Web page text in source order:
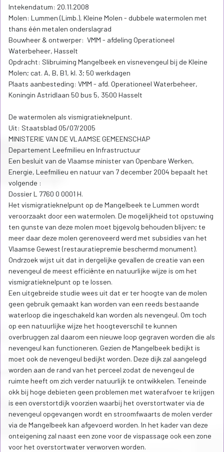
Intekendatum: 20.11.2008
Molen: Lummen (Limb.), Kleine Molen - dubbele watermolen met
thans één metalen onderslagrad
Bouwheer & ontwerper: VMM - afdeling Operationeel
Waterbeheer, Hasselt
Opdracht: Slibruiming Mangelbeek en visnevengeul bij de Kleine
Molen; cat. A, B, B1, kl. 3; 50 werkdagen
Plaats aanbesteding: VMM - afd. Operationeel Waterbeheer,
Koningin Astridlaan 50 bus 5, 3500 Hasselt
De watermolen als vismigratieknelpunt.
Uit: Staatsblad 05/07/2005
MINISTERIE VAN DE VLAAMSE GEMEENSCHAP
Departement Leefmilieu en Infrastructuur
Een besluit van de Vlaamse minister van Openbare Werken,
Energie, Leefmilieu en natuur van 7 december 2004 bepaalt het
volgende :
Dossier L 7760 0 0001 H.
Het vismigratieknelpunt op de Mangelbeek te Lummen wordt
veroorzaakt door een watermolen. De mogelijkheid tot opstuwing
ten gunste van deze molen moet bjgevolg behouden blijven; te
meer daar deze molen gerenoveerd werd met subsidies van het
Vlaamse Gewest (restauratiepremie beschermd monument).
Ondrzoek wijst uit dat in dergelijke gevallen de creatie van een
nevengeul de meest efficiënte en natuurlijke wijze is om het
vismigratieknelpunt op te lossen.
Een uitgebreide studie wees uit dat er ter hoogte van de molen
geen gebruik gemaakt kan worden van een reeds bestaande
waterloop die ingeschakeld kan worden als nevengeul. Om toch
op een natuurlijke wijze het hoogteverschil te kunnen
overbruggen zal daarom een nieuwe loop gegraven worden die als
nevengeul kan functioneren. Gezien de Mangelbeek bedijkt is
moet ook de nevengeul bedijkt worden. Deze dijk zal aangelegd
worden aan de rand van het perceel zodat de nevengeul de
ruimte heeft om zich verder natuurlijk te ontwikkelen. Teneinde
okk bij hoge debieten geen problemen met waterafvoer te krijgen
is een overstortdijk voorzien waarbij het overstortwater via de
nevengeul opgevangen wordt en stroomfwaarts de molen verder
via de Mangelbeek kan afgevoerd worden. In het kader van deze
onteigening zal naast een zone voor de vispassage ook een zone
voor het overstortwater verworven worden.